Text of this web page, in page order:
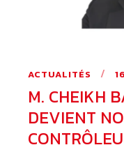
ACTUALITÉS
M. CHEIKH
DEVIENT